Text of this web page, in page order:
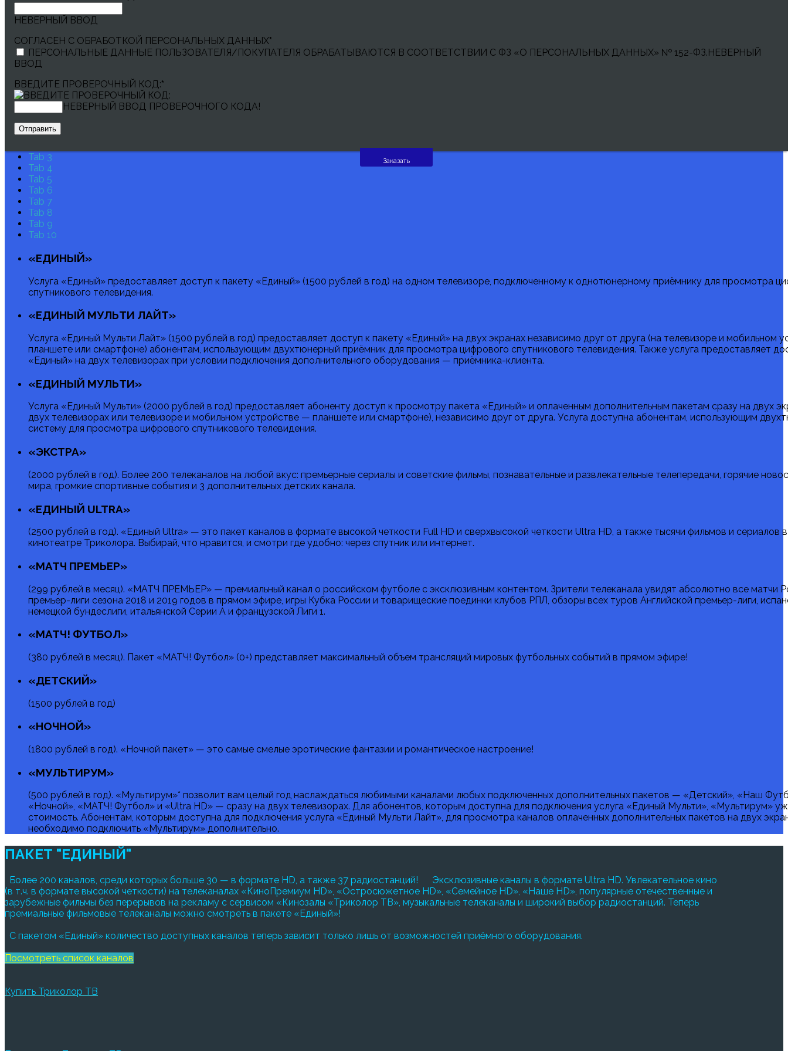
НЕВЕРНЫЙ ВВОД
СОГЛАСЕН С ОБРАБОТКОЙ ПЕРСОНАЛЬНЫХ ДАННЫХ*
ПЕРСОНАЛЬНЫЕ ДАННЫЕ ПОЛЬЗОВАТЕЛЯ/ПОКУПАТЕЛЯ ОБРАБАТЫВАЮТСЯ В СООТВЕТСТВИИ С ФЗ «О ПЕРСОНАЛЬНЫХ ДАННЫХ» № 152-ФЗ.НЕВЕРНЫЙ
ВВОД
ВВЕДИТЕ ПРОВЕРОЧНЫЙ КОД:*
НЕВЕРНЫЙ ВВОД ПРОВЕРОЧНОГО КОДА!
Заказать
Все вопросы по оплате, трансляции и изменению каналов по телефону - 8 800
500 01 23
Tab 1
Tab 3
Tab 4
Tab 5
Tab 6
Tab 7
Tab 8
Tab 9
Tab 10
«ЕДИНЫЙ»
Услуга «Единый» предоставляет доступ к пакету «Единый» (1500 рублей в год) на одном телевизоре, подключенному к однотюнерному приёмнику для просмотра
спутникового телевидения.
«ЕДИНЫЙ МУЛЬТИ ЛАЙТ»
Услуга «Единый Мульти Лайт» (1500 рублей в год) предоставляет доступ к пакету «Единый» на двух экранах независимо друг от друга (на телевизоре и мобильном
планшете или смартфоне) абонентам, использующим двухтюнерный приёмник для просмотра цифрового спутникового телевидения. Также услуга предоставляет
«Единый» на двух телевизорах при условии подключения дополнительного оборудования — приёмника-клиента.
«ЕДИНЫЙ МУЛЬТИ»
Услуга «Единый Мульти» (2000 рублей в год) предоставляет абоненту доступ к просмотру пакета «Единый» и оплаченным дополнительным пакетам сразу на двух
двух телевизорах или телевизоре и мобильном устройстве — планшете или смартфоне), независимо друг от друга. Услуга доступна абонентам, использующим
систему для просмотра цифрового спутникового телевидения.
«ЭКСТРА»
(2000 рублей в год). Более 200 телеканалов на любой вкус: премьерные сериалы и советские фильмы, познавательные и развлекательные телепередачи, горячие
мира, громкие спортивные события и 3 дополнительных детских канала.
«ЕДИНЫЙ ULTRA»
(2500 рублей в год). «Единый Ultra» — это пакет каналов в формате высокой четкости Full HD и сверхвысокой четкости Ultra HD, а также тысячи фильмов и сериалов
кинотеатре Триколора. Выбирай, что нравится, и смотри где удобно: через спутник или интернет.
«МАТЧ ПРЕМЬЕР»
(299 рублей в месяц). «МАТЧ ПРЕМЬЕР» — премиальный канал о российском футболе с эксклюзивным контентом. Зрители телеканала увидят абсолютно все матчи
премьер-лиги сезона 2018 и 2019 годов в прямом эфире, игры Кубка России и товарищеские поединки клубов РПЛ, обзоры всех туров Английской премьер-лиги,
немецкой бундеслиги, итальянской Серии А и французской Лиги 1.
«МАТЧ! ФУТБОЛ»
(380 рублей в месяц). Пакет «МАТЧ! Футбол» (0+) представляет максимальный объем трансляций мировых футбольных событий в прямом эфире!
«ДЕТСКИЙ»
(1500 рублей в год)
«НОЧНОЙ»
(1800 рублей в год). «Ночной пакет» — это самые смелые эротические фантазии и романтическое настроение!
«МУЛЬТИРУМ»
(500 рублей в год). «Мультирум»* позволит вам целый год наслаждаться любимыми каналами любых подключенных дополнительных пакетов — «Детский», «Наш
«Ночной», «МАТЧ! Футбол» и «Ultra HD» — сразу на двух телевизорах. Для абонентов, которым доступна для подключения услуга «Единый Мульти», «Мультирум»
стоимость. Абонентам, которым доступна для подключения услуга «Единый Мульти Лайт», для просмотра каналов оплаченных дополнительных пакетов на двух
необходимо подключить «Мультирум» дополнительно.
ПАКЕТ "ЕДИНЫЙ"
Более 200 каналов, среди которых больше 30 — в формате HD, а также 37 радиостанций! Эксклюзивные каналы в формате Ultra HD. Увлекательное кино
(в т.ч. в формате высокой четкости) на телеканалах «КиноПремиум HD», «Остросюжетное HD», «Семейное HD», «Наше HD», популярные отечественные и
зарубежные фильмы без перерывов на рекламу с сервисом «Кинозалы «Триколор ТВ», музыкальные телеканалы и широкий выбор радиостанций. Теперь
премиальные фильмовые телеканалы можно смотреть в пакете «Единый»!
С пакетом «Единый» количество доступных каналов теперь зависит только лишь от возможностей приёмного оборудования.
Посмотреть список каналов
Купить Триколор ТВ